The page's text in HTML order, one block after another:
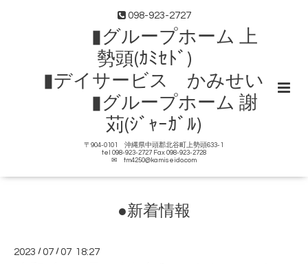
098-923-2727
▮グループホーム 上
勢頭(ｶﾐｾﾄﾞ)
▮デイサービス かみせい
▮グループホーム 謝
苅(ｼﾞｬｰｶﾞﾙ)
〒904-0101 沖縄県中頭郡北谷町上勢頭633-1
tel 098-923-2727 Fax 098-923-2728
✉ tm4250@kamiseido.com
●新着情報
2023 /07 /07 18:27